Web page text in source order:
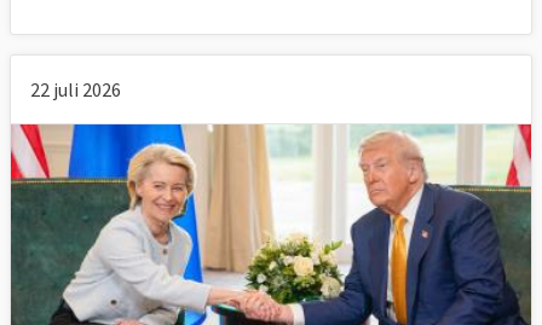
22 juli 2026